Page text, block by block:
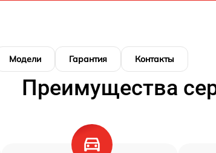
Модели Гарантия Контакты
Преимущества